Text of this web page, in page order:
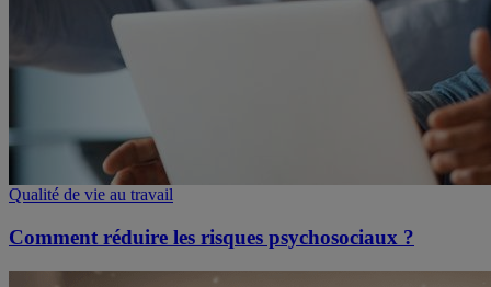
Qualité de vie au travail
Comment réduire les risques psychosociaux ?